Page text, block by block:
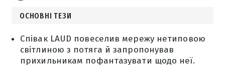
ОСНОВНІ ТЕЗИ
Співак LAUD повеселив мережу нетиповою
світлиною з потяга й запропонував
прихильникам пофантазувати щодо неї.